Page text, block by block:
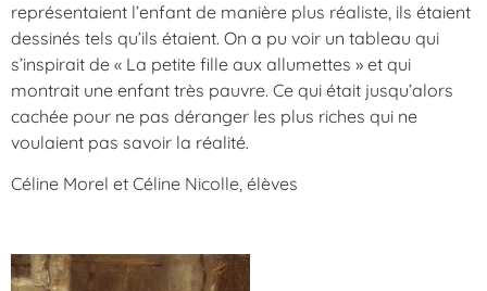
représentaient l’enfant de manière plus réaliste, ils étaient
dessinés tels qu’ils étaient. On a pu voir un tableau qui
s’inspirait de « La petite fille aux allumettes » et qui
montrait une enfant très pauvre. Ce qui était jusqu’alors
cachée pour ne pas déranger les plus riches qui ne
voulaient pas savoir la réalité.
Céline Morel et Céline Nicolle, élèves